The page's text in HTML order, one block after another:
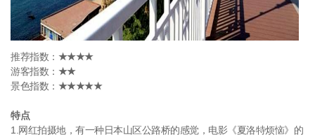
推荐指数： ★★★★
游客指数： ★★
景色指数： ★★★★★
特点
1.网红拍摄地，有一种日本山区公路桥的感觉，电影《夏洛特烦恼》的